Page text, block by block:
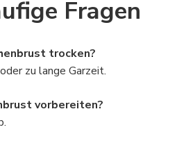
Fragen
trocken?
zu lange Garzeit.
vorbereiten?